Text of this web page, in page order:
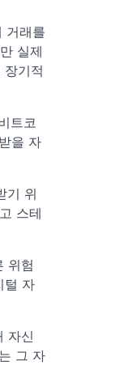
거래를
실제
기적
트코
을 자
기 위
스테
위험
털 자
자신
그 자